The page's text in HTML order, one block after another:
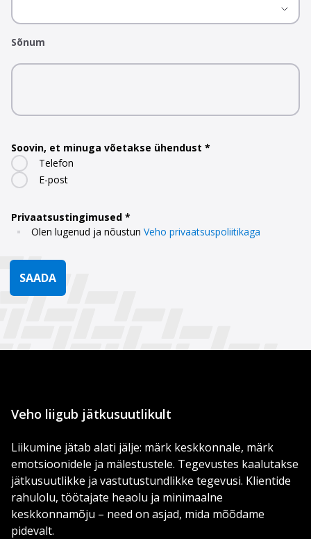
Sõnum
Soovin, et minuga võetakse ühendust
Telefon
E-post
Privaatsustingimused
Olen lugenud ja nõustun Veho privaatsuspoliitikaga
SAADA
Veho liigub jätkusuutlikult
Liikumine jätab alati jälje: märk keskkonnale, märk
emotsioonidele ja mälestustele. Tegevustes kaalutakse
jätkusuutlikke ja vastutustundlikke tegevusi. Klientide
rahulolu, töötajate heaolu ja minimaalne
keskkonnamõju – need on asjad, mida mõõdame
pidevalt.